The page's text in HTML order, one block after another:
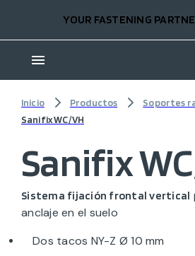
YOUR FASTENING
Inicio Productos
Soportes
Sanifix WC/VH
Sanifix
Sistema fijación frontal vertical
anclaje en el suelo
Dos tacos NY-Z Ø 10 mm